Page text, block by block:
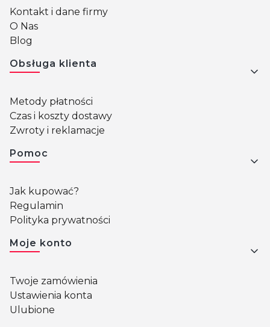
Kontakt i dane firmy
O Nas
Blog
Obsługa klienta
Metody płatności
Czas i koszty dostawy
Zwroty i reklamacje
Pomoc
Jak kupować?
Regulamin
Polityka prywatności
Moje konto
Twoje zamówienia
Ustawienia konta
Ulubione